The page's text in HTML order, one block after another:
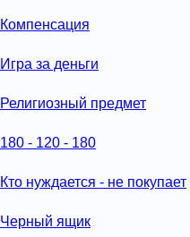
Компенсация
Игра за деньги
Религиозный предмет
180 - 120 - 180
Кто нуждается - не покупает
Черный ящик